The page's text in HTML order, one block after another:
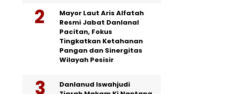
Mayor Laut Aris Alfatah
Resmi Jabat Danlanal
Pacitan, Fokus
Tingkatkan Ketahanan
Pangan dan Sinergitas
Wilayah Pesisir
Danlanud Iswahjudi